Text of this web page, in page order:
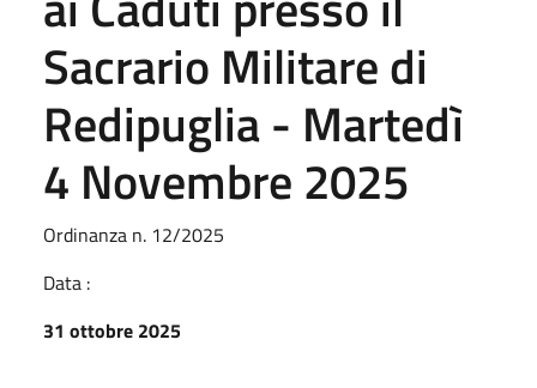
Sacrario Militare di
Redipuglia - Martedì
4 Novembre 2025
Ordinanza n. 12/2025
Data :
31 ottobre 2025